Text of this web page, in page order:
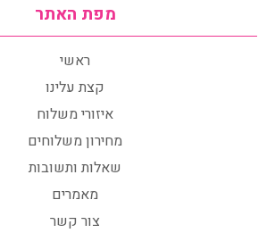
מפת האתר
ראשי
קצת עלינו
איזורי משלוח
מחירון משלוחים
שאלות ותשובות
מאמרים
צור קשר